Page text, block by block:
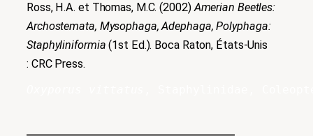
Ross, H.A. et Thomas, M.C. (2002)Amerian Beetles:
Archostemata, Mysophaga, Adephaga, Polyphaga:
Staphyliniformia(1st Ed.). Boca Raton, États-Unis
: CRC Press.